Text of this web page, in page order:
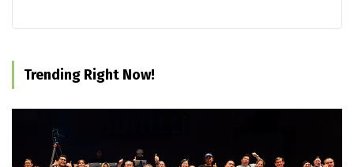
Trending Right Now!